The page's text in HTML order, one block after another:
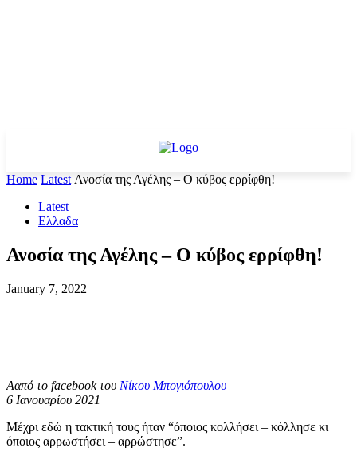
Home Latest Ανοσία της Αγέλης – Ο κύβος ερρίφθη!
Latest
Ελλαδα
Ανοσία της Αγέλης – Ο κύβος ερρίφθη!
January 7, 2022
Ααπό το facebook του Νίκου Μπογιόπουλου
6 Ιανουαρίου 2021
Μέχρι εδώ η τακτική τους ήταν “όποιος κολλήσει – κόλλησε κι
όποιος αρρωστήσει – αρρώστησε”.